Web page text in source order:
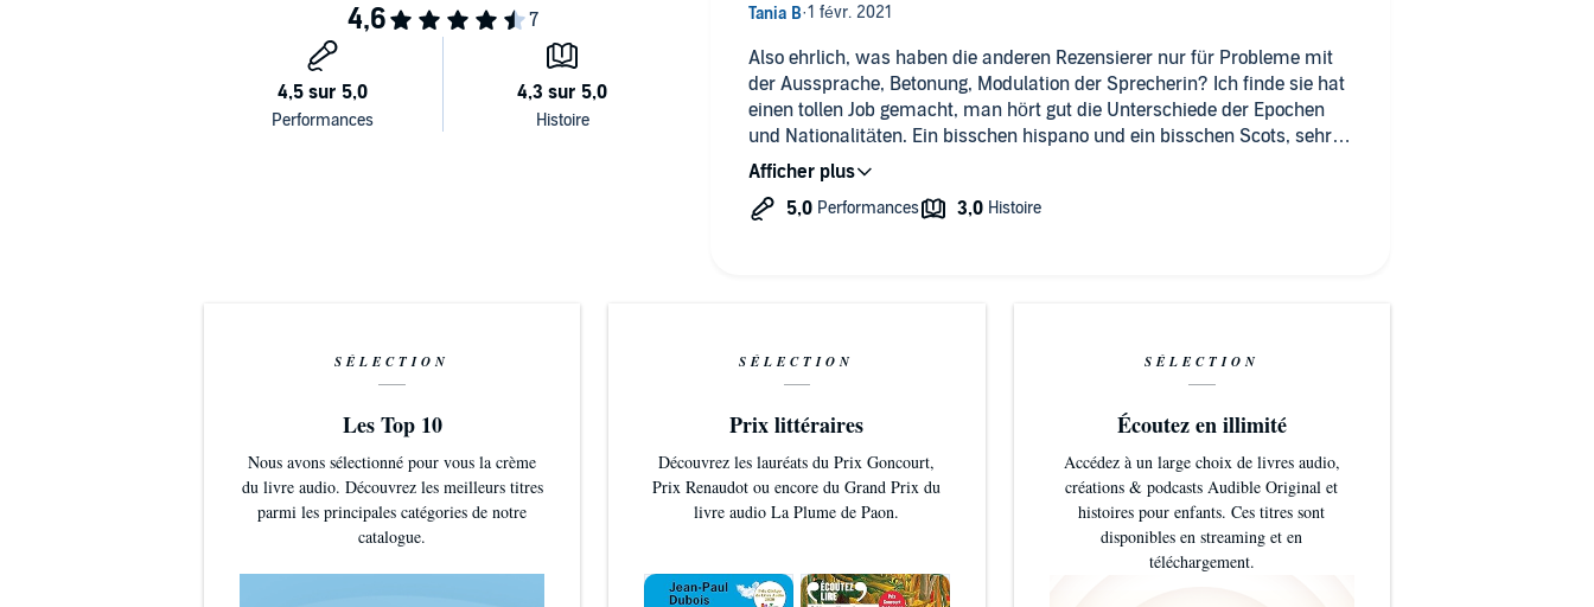
Also ehrlich, was haben die anderen Rezensierer nur für Probleme mit
der Aussprache, Betonung, Modulation der Sprecherin? Ich finde sie hat
einen tollen Job gemacht, man hört gut die Unterschiede der Epochen
und Nationalitäten. Ein bisschen hispano und ein bisschen Scots, sehr
schön.
Der Charakter von Tiggy kommt gut rüber.
Zum Inhalt, deswegen nur 4 Sterne, finde Einzelheiten etwas schlecht
schon heruntergeladen. Die Spannung steigt auf das Finale.
SÉLECTION
Les Top 10
Nous avons sélectionné pour vous la crème
du livre audio. Découvrez les meilleurs titres
parmi les principales catégories de notre
catalogue.
SÉLECTION
Prix littéraires
Découvrez les lauréats du Prix Goncourt,
Prix Renaudot ou encore du Grand Prix du
livre audio La Plume de Paon.
SÉLECTION
Écoutez en illimité
Accédez à un large choix de livres audio,
créations & podcasts Audible Original et
histoires pour enfants. Ces titres sont
disponibles en streaming et en
téléchargement.